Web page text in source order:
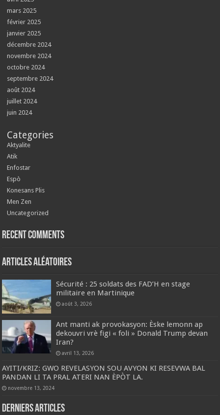
mars 2025
février 2025
janvier 2025
décembre 2024
novembre 2024
octobre 2024
septembre 2024
août 2024
juillet 2024
juin 2024
Categories
Aktyalite
Atik
Enfostar
Espò
Konesans Plis
Men Zen
Uncategorized
Recent Comments
Articles aléatoires
Sécurité : 25 soldats des FAD’H en stage
militaire en Martinique
août 3, 2026
Ant manti ak provokasyon: Èske lemonn ap
dekouvri vrè figi « foli » Donald Trump devan
Iran?
avril 13, 2026
AYITI/KRIZ: GWO REVELASYON SOU AVYON KI RESEVWA BAL
PANDAN LI TA PRAL ATERI NAN ÈPÒT LA.
novembre 13, 2024
Derniers articles